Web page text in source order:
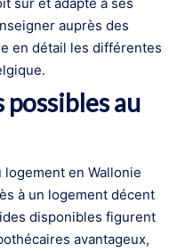
auprès des
en détail les différentes
possibles au
en Wallonie
à un logement décent
disponibles figurent
avantageux,